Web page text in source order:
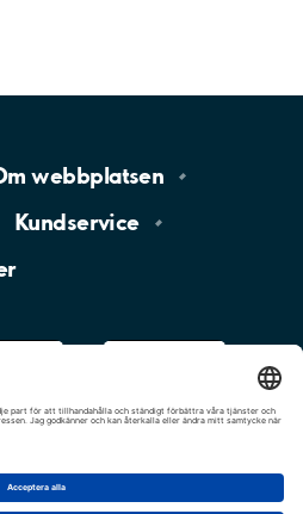
webbplatsen
Kundservice